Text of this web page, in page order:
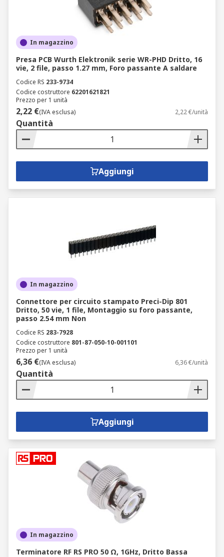
In magazzino
Presa PCB Wurth Elektronik serie WR-PHD Dritto, 16
vie, 2 file, passo 1.27 mm, Foro passante A saldare
Codice RS 233-9734
Codice costruttore 62201621821
Prezzo per 1 unità
2,22 €(IVA esclusa) 2,22 €/unità
Quantità
Aggiungi
In magazzino
Connettore per circuito stampato Preci-Dip 801
Dritto, 50 vie, 1 file, Montaggio su foro passante,
passo 2.54 mm Non
Codice RS 283-7928
Codice costruttore 801-87-050-10-001101
Prezzo per 1 unità
6,36 €(IVA esclusa) 6,36 €/unità
Quantità
Aggiungi
In magazzino
Terminatore RF RS PRO 50 Ω, 1GHz, Dritto Bassa